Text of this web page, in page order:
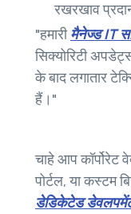
रखरखाव
"हमारीमैनेज्ड IT
सिक्योरिटी
के बाद लगातार
हैं।"
चाहे आप कॉर्पोरेट
पोर्टल, या कस्टम
डेडिकेटेड